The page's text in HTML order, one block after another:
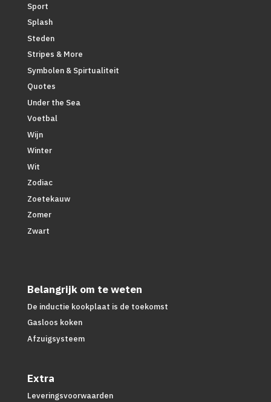
Sport
Splash
Steden
Stripes & More
Symbolen & Spirtualiteit
Quotes
Under the Sea
Voetbal
Wijn
Winter
Wit
Zodiac
Zoetekauw
Zomer
Zwart
Belangrijk om te weten
De inductie kookplaat is de toekomst
Gasloos koken
Afzuigsysteem
Extra
Leveringsvoorwaarden